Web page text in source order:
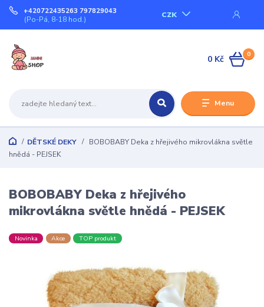
Menu
CZK
+420722435263 797829043
(Po-Pá, 8-18 hod.)
0
0 Kč
DĚTSKÉ DEKY
BOBOBABY Deka z hřejivého mikrovlákna světle
hnědá - PEJSEK
BOBOBABY Deka z hřejivého
mikrovlákna světle hnědá - PEJSEK
Novinka Akce TOP produkt